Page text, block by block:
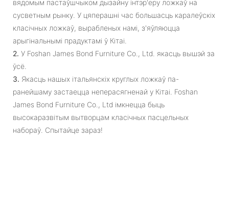
вядомым пастаўшчыком дызайну інтэр'еру ложкаў на
сусветным рынку. У цяперашні час большасць каралеўскіх
класічных ложкаў, вырабленых намі, з'яўляюцца
арыгінальнымі прадуктамі ў Кітаі.
2. У Foshan James Bond Furniture Co., Ltd. якасць вышэй за
ўсё.
3. Якасць нашых італьянскіх круглых ложкаў па-
ранейшаму застаецца неперасягненай у Кітаі. Foshan
James Bond Furniture Co., Ltd імкнецца быць
высокаразвітым вытворцам класічных пасцельных
набораў. Спытайце зараз!